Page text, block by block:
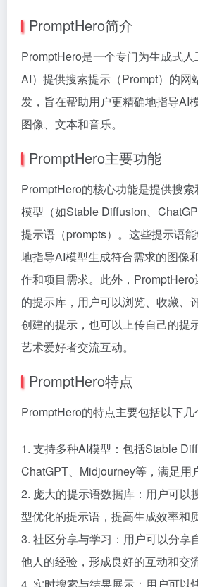
PromptHero简介
PromptHero是一个专门为生成式
AI）提供搜索提示（Prompt）的网
发，旨在帮助用户更精确地指导AI
图像、文本和音乐。
PromptHero主要功能
PromptHero的核心功能是提供搜
模型（如Stable Diffusion、
提示语（prompts）。这些提示语
地指导AI模型生成符合需求的图像
作和项目需求。此外，
的提示库，用户可以浏览、收藏、
创建的提示，也可以上传自己的提
艺术爱好者交流互动。
PromptHero特点
PromptHero的特点主要包括以下几
1. 支持多种AI模型：包括Stable
ChatGPT、Midjourney等，满足用
2. 庞大的提示语数据库：用户可以
型优化的提示语，提高生成效率和质
3. 社区分享与学习：用户可以分享
他人的经验，形成良好的互动和交